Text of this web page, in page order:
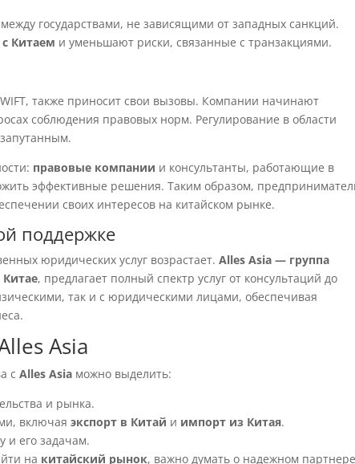
государствами, не зависящими от западных санкций.
Китаем и уменьшают риски, связанные с транзакциями.
также приносит свои вызовы. Компании начинают
соблюдения правовых норм. Регулирование в области
правовые компании и консультанты, работающие в
эффективные решения. Таким образом,
своих интересов на китайском рынке.
поддержке
юридических услуг возрастает.Alles Asia — группа
, предлагает полный спектр услуг от консультаций до
так и с юридическими лицами, обеспечивая
Asia
сAlles Asia можно выделить:
и рынка.
включаяэкспорт в Китай и импорт из Китая.
и его задачам.
на китайский рынок, важно думать о надежном